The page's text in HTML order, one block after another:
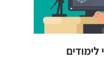
לימודים